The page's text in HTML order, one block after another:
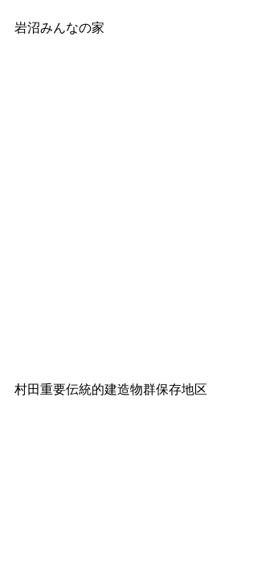
岩沼みんなの家
村田重要伝統的建造物群保存地区